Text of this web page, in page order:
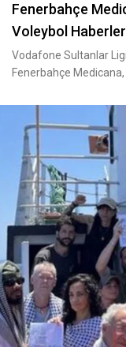
Fenerbahçe
Voleybol
Vodafone Sultanlar
Fenerbahçe